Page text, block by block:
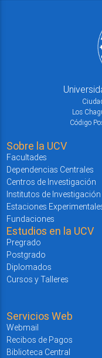
Los
Código
Sobre la UCV
Facultades
Dependencias Centrales
Centros de Investigación
Institutos de Investigación
Estaciones
Fundaciones
Estudios en la UCV
Pregrado
Postgrado
Diplomados
Cursos y Talleres
Servicios Web
Webmail
Recibos de Pagos
Biblioteca Central